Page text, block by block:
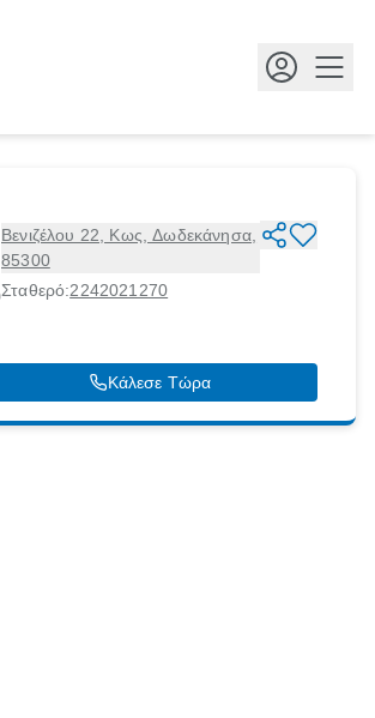
Βενιζέλου 22, Κως, Δωδεκάνησα,
85300
Σταθερό:2242021270
Κάλεσε Τώρα